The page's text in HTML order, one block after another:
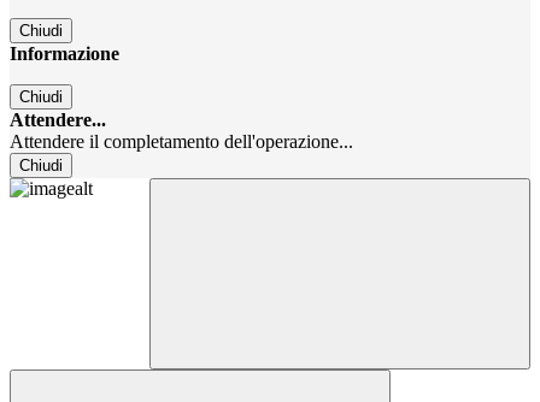
Chiudi
Informazione
Chiudi
Attendere...
Attendere il completamento dell'operazione...
Chiudi